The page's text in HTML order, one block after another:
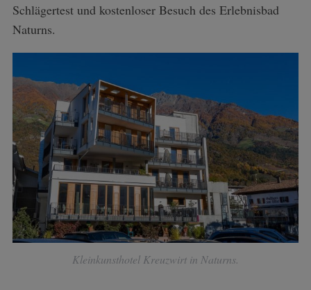
Schlägertest und kostenloser Besuch des Erlebnisbad
Naturns.
Kleinkunsthotel Kreuzwirt in Naturns.